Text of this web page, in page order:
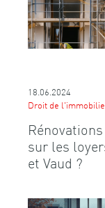
18.06.2024
Droit de
sur les
et Vaud ?